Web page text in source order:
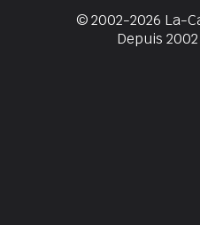
© 2002-2026 La-
Depuis 2002